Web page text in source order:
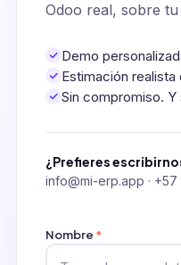
Odoo real, sobre
Demo
Estimación
Sin compromiso. Y
¿Prefieres
info@mi-erp.app · +57
Nombre *